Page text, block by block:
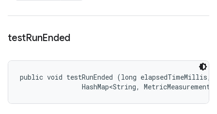
testRunEnded
public void testRunEnded (long elapsedTimeMillis,
HashMap<String,